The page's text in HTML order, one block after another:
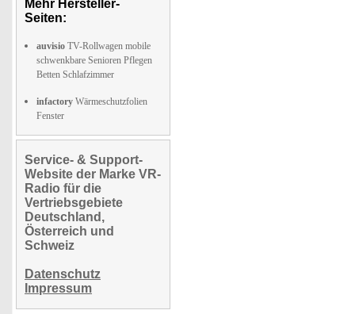
Mehr Hersteller-
Seiten:
auvisio TV-Rollwagen mobile
schwenkbare Senioren Pflegen
Betten Schlafzimmer
infactory Wärmeschutzfolien
Fenster
Service- & Support-
Website der Marke VR-
Radio für die
Vertriebsgebiete
Deutschland,
Österreich und
Schweiz
Datenschutz
Impressum